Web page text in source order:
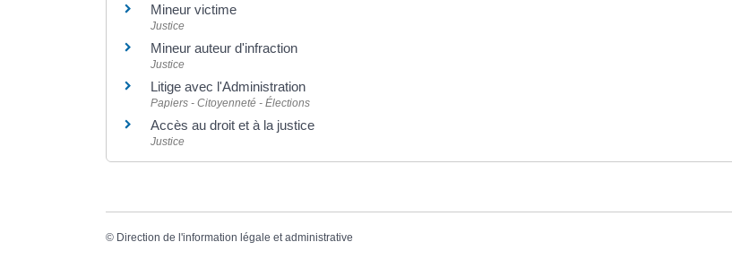
Mineur victime
Justice
Mineur auteur d'infraction
Justice
Litige avec l'Administration
Papiers - Citoyenneté - Élections
Accès au droit et à la justice
Justice
© Direction de l'information légale et administrative